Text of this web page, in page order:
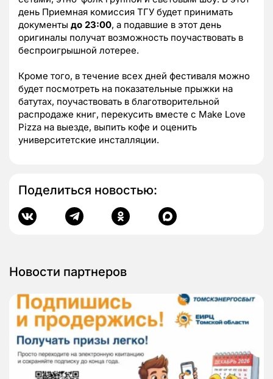
день Приемная комиссия ТГУ будет принимать
документы до 23:00, а подавшие в этот день
оригиналы получат возможность поучаствовать в
беспроигрышной лотерее.
Кроме того, в течение всех дней фестиваля можно
будет посмотреть на показательные прыжки на
батутах, поучаствовать в благотворительной
распродаже книг, перекусить вместе с Make Love
Pizza на выезде, выпить кофе и оценить
университетские инсталляции.
Поделиться новостью:
Новости партнеров